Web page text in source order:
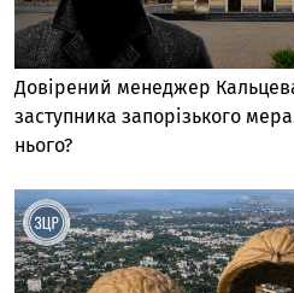
Довірений менеджер
заступника запорізького
нього?